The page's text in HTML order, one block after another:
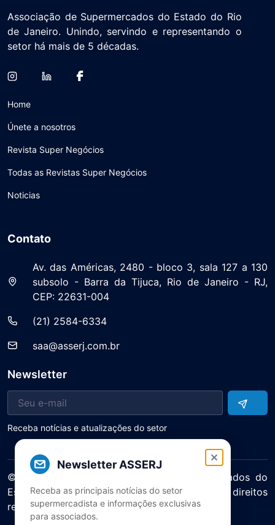
Newsletter ASSERJ
Receba as principais notícias do setor
supermercadista e informações exclusivas
para associados.
Associação de Supermercados do Estado do Rio
de Janeiro. Unindo, servindo e representando o
setor há mais de 5 décadas.
Home
Únete a nosotros
Revista Super Negócios
Todas as Revistas Super Negócios
Noticias
Contato
Av. das Américas, 2480 - bloco 3, sala 127 a 130
subsolo - Barra da Tijuca, Rio de Janeiro - RJ,
CEP: 22631-004
(21) 2584-6334
saa@asserj.com.br
Newsletter
Receba notícias e atualizações do setor
© 2025 ASERJ – Associação de Supermercados do
Estado do Rio de Janeiro. Todos os direitos
reservados.
Política de Privacidade Termos de Uso